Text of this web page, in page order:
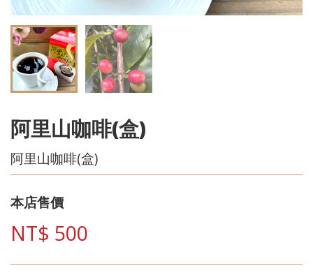
阿里山咖啡(盒)
阿里山咖啡(盒)
本店售價
NT$ 500